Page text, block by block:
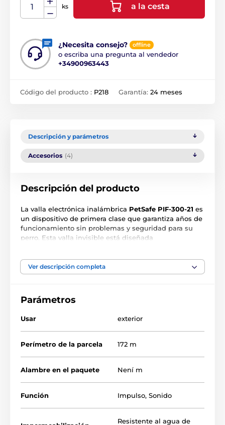
ks a la cesta
¿Necesita consejo? offline
o escriba una pregunta al vendedor
+34900963443
Código del producto : P218 Garantía: 24 meses
Descripción y parámetros
Accesorios (4)
Descripción del producto
La valla electrónica inalámbrica PetSafe PIF-300-21 es
un dispositivo de primera clase que garantiza años de
funcionamiento sin problemas y seguridad para su
perro. Esta valla invisible está diseñada
complejas. La valla inalámbrica para perros PetSafe
tiene una fuerza de impulso ajustable,en 5 niveles.
del mercado, funciona donde otros dispositivos son
inadecuados. Si quiere estar absolutamente seguro de
electrónica para perros PetSafe es la elección obvia.
Ver descripción completa
Parámetros
Usar exterior
Perímetro de la parcela 172 m
Alambre en el paquete Není m
Función Impulso, Sonido
Resistente al agua de